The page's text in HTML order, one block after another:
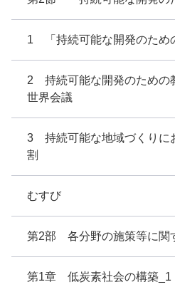
1 「持続可能な開発のため
2 持続可能な開発のための
世界会議
3 持続可能な地域づくりに
割
むすび
第2部 各分野の施策等に関
第1章 低炭素社会の構築_1